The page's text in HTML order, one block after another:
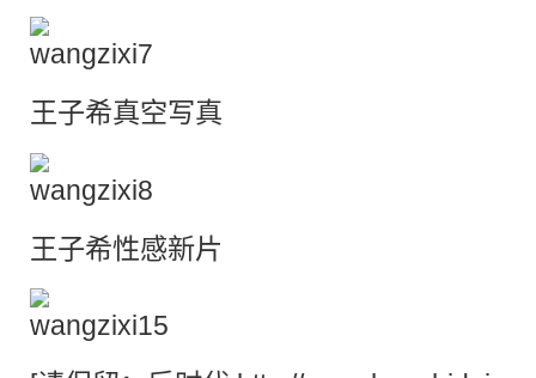
王子希真空写真
王子希性感新片